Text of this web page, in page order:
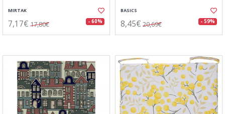
MIRTAK
7,17€ 17,80€ - 60%
BASICS
8,45€ 20,69€ - 59%